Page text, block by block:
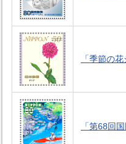
「季節の
「第68回